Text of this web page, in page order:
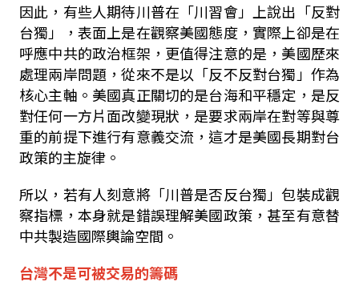
因此，有些人期待川普在「川習會」上說出「反對
台獨」，表面上是在觀察美國態度，實際上卻是在
呼應中共的政治框架，更值得注意的是，美國歷來
處理兩岸問題，從來不是以「反不反對台獨」作為
核心主軸。美國真正關切的是台海和平穩定，是反
對任何一方片面改變現狀，是要求兩岸在對等與尊
重的前提下進行有意義交流，這才是美國長期對台
政策的主旋律。
所以，若有人刻意將「川普是否反台獨」包裝成觀
察指標，本身就是錯誤理解美國政策，甚至有意替
中共製造國際輿論空間。
台灣不是可被交易的籌碼